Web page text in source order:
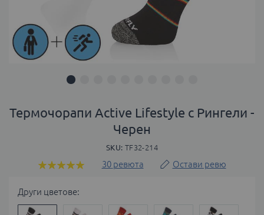
към
началото
Термочорапи Active Lifestyle с Рингели -
Черен
SKU TF32-214
Оценка:
30 ревюта Остави ревю
Други цветове: